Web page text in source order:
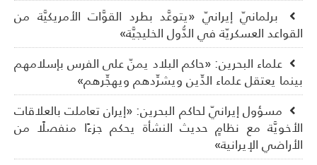
برلمانيّ إيرانيّ «يتوعَّد بطرد القوَّات الأمريكيَّة من
العسكريّة في الدُّول الخليجيَّة»
علماء البحرين: «حاكم البلاد يمنّ على الفرس بإسلامهم
يعتقل علماء الدِّين ويشرِّدهم ويهجِّرهم»
مسؤول إيرانيّ لحاكم البحرين: «إيران تعاملت بالعلاقات
مع نظامٍ حديث النشأة يحكم جزءًا منفصلًا من
الإيرانية»